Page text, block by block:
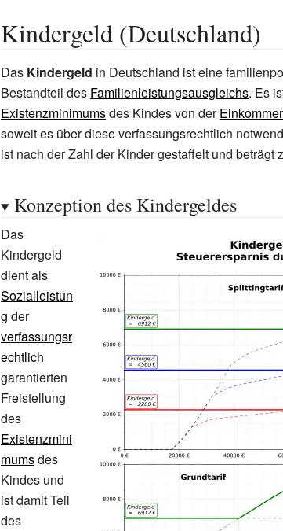
Kindergeld (Deutschland)
Das Kindergeld in Deutschland ist eine
Bestandteil des Familienleistungsausgleichs. Es
Existenzminimumsdes Kindes von der
soweit es über diese verfassungsrechtlich
ist nach der Zahl der Kinder gestaffelt und
Konzeption des Kindergeldes
Das
Kindergeld
dient als
Sozialleistun
g der
verfassungsr
echtlich
garantierten
Freistellung
des
Existenzmini
mumsdes
Kindes und
ist damit Teil
des